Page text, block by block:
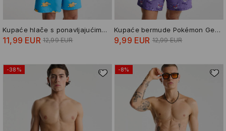
Kupaće hlače s ponavljajućim uzorkom Pokémon Psyduck
11,99 EUR 12,99 EUR
Kupaće bermude Pokémon Gengar
9,99 EUR 12,99 EUR
-38% -8%